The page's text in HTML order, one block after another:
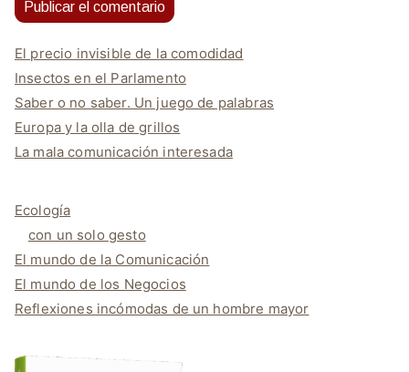
El precio invisible de la comodidad
Insectos en el Parlamento
Saber o no saber. Un juego de palabras
Europa y la olla de grillos
La mala comunicación interesada
Ecología
con un solo gesto
El mundo de la Comunicación
El mundo de los Negocios
Reflexiones incómodas de un hombre mayor